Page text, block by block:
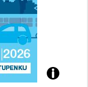
Přijďte